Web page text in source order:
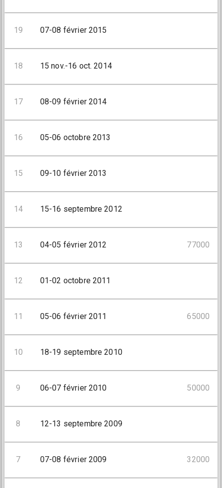
19 07-08 février 2015
18 15 nov.-16 oct. 2014
17 08-09 février 2014
16 05-06 octobre 2013
15 09-10 février 2013
14 15-16 septembre 2012
13 04-05 février 2012 77000
12 01-02 octobre 2011
11 05-06 février 2011 65000
10 18-19 septembre 2010
9 06-07 février 2010 50000
8 12-13 septembre 2009
7 07-08 février 2009 32000